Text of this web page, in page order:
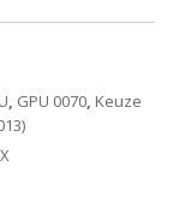
, GPU 0070, Keuze